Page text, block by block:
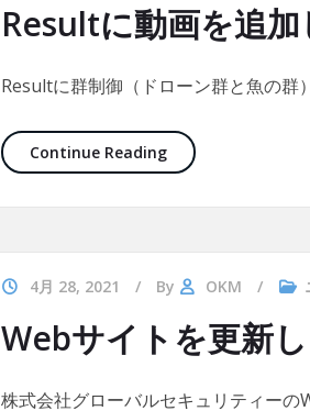
Resultに動画を追
Resultに群制御（ドローン群と魚の群
Continue ReadingResultに動画を追加
4月 28, 2021 By OKM
Webサイトを更新
株式会社グローバルセキュリティーの